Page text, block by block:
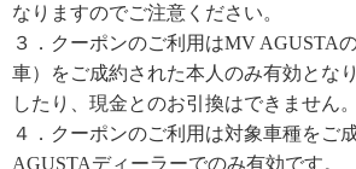
なりますのでご注意ください。
３．クーポンのご利用はMV AGUSTA
車）をご成約された本人のみ有効とな
したり、現金とのお引換はできません。
４．クーポンのご利用は対象車種をご
AGUSTAディーラーでのみ有効です。